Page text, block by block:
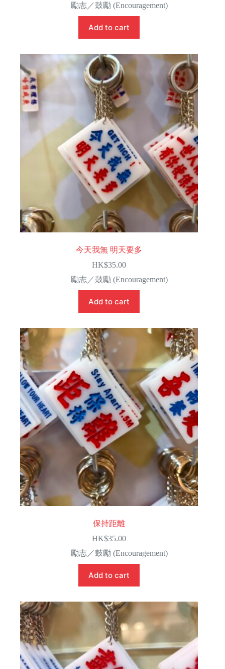
勵志／鼓勵 (Encouragement)
Add to cart
今天我無 明天要多
HK$35.00
勵志／鼓勵 (Encouragement)
Add to cart
保持距離
HK$35.00
勵志／鼓勵 (Encouragement)
Add to cart